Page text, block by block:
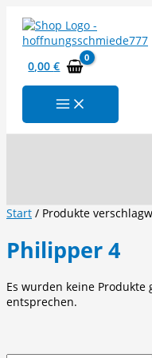
Inhalt
springen
0,00€
Start / Produkte
Philipper 4
Es wurden keine
entsprechen.